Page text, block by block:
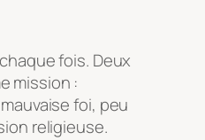
fois. Deux
mission :
foi, peu
religieuse.